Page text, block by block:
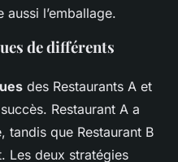
l’emballage.
de différents
des Restaurants A et
Restaurant A a
tandis que Restaurant B
Les deux stratégies